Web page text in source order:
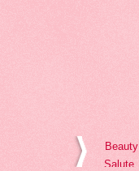
Beauty
Salute